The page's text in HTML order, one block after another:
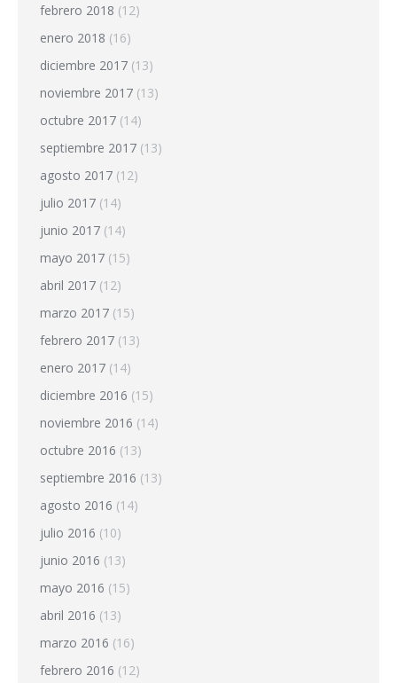
febrero 2018 (12)
enero 2018 (16)
diciembre 2017 (13)
noviembre 2017 (13)
octubre 2017 (14)
septiembre 2017 (13)
agosto 2017 (12)
julio 2017 (14)
junio 2017 (14)
mayo 2017 (15)
abril 2017 (12)
marzo 2017 (15)
febrero 2017 (13)
enero 2017 (14)
diciembre 2016 (15)
noviembre 2016 (14)
octubre 2016 (13)
septiembre 2016 (13)
agosto 2016 (14)
julio 2016 (10)
junio 2016 (13)
mayo 2016 (15)
abril 2016 (13)
marzo 2016 (16)
febrero 2016 (12)